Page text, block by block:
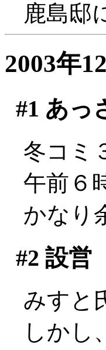
鹿島邸
2003年
#1 あっ
冬コミ
午前６
かなり
#2 設営
みすと
しかし